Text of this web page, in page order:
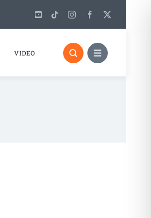
VIDEO